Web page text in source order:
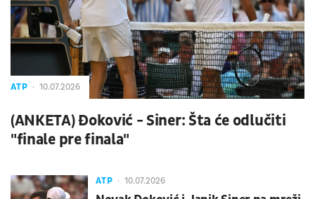
ATP 10.07.2026
(ANKETA) Đoković - Siner: Šta će odlučiti
"finale pre finala"
ATP 10.07.2026